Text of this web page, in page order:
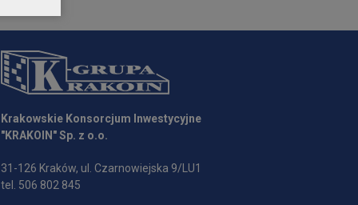
Krakowskie Konsorcjum Inwestycyjne
"KRAKOIN" Sp. z o.o.
31-126 Kraków, ul. Czarnowiejska 9/LU1
tel. 506 802 845